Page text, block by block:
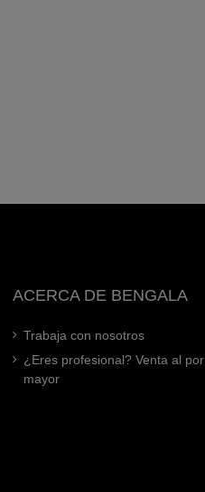
ACERCA DE BENGALA
Trabaja con nosotros
¿Eres profesional? Venta al por
mayor